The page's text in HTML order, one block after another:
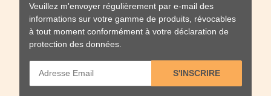
Veuillez m'envoyer régulièrement par e-mail des
informations sur votre gamme de produits, révocables
à tout moment conformément à votre déclaration de
protection des données
S'INSCRIRE